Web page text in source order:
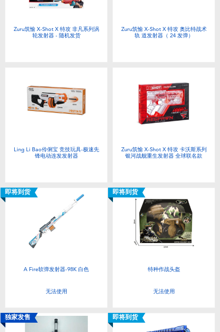
夏日
电池
玩具促销
Zuru筑愉 X-Shot X 特攻 非凡系列涡
轮发射器 - 随机发货
Zuru筑愉 X-Shot X 特攻 奥比特战术
轨 道发射器（ 24 发弹）
Ling Li Bao伶俐宝 竞技玩具-极速先
锋电动连发发射器
Zuru筑愉 X-Shot X 特攻 卡沃斯系列
银河战舰重生发射器 全球联名款
即将到货
A Fire软弹发射器-98K 白色
无法使用
即将到货
特种作战头盔
无法使用
独家发售 即将到货